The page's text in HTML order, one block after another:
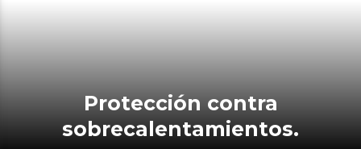
Protección contra
sobrecalentamientos.